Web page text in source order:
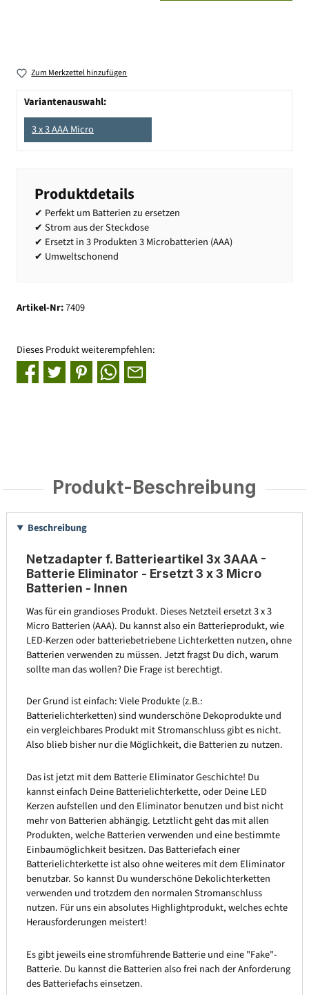
Zum Merkzettel hinzufügen
Variantenauswahl:
3 x 3 AAA Micro
Produktdetails
✔ Perfekt um Batterien zu ersetzen
✔ Strom aus der Steckdose
✔ Ersetzt in 3 Produkten 3 Microbatterien (AAA)
✔ Umweltschonend
Artikel-Nr:7409
Dieses Produkt weiterempfehlen:
Produkt-Beschreibung
Beschreibung
Netzadapter f. Batterieartikel 3x 3AAA -
Batterie Eliminator - Ersetzt 3 x 3 Micro
Batterien - Innen
Was für ein grandioses Produkt. Dieses Netzteil ersetzt 3 x 3
Micro Batterien (AAA). Du kannst also ein Batterieprodukt, wie
LED-Kerzen oder batteriebetriebene Lichterketten nutzen, ohne
Batterien verwenden zu müssen. Jetzt fragst Du dich, warum
sollte man das wollen? Die Frage ist berechtigt.
Der Grund ist einfach: Viele Produkte (z.B.:
Batterielichterketten) sind wunderschöne Dekoprodukte und
ein vergleichbares Produkt mit Stromanschluss gibt es nicht.
Also blieb bisher nur die Möglichkeit, die Batterien zu nutzen.
Das ist jetzt mit dem Batterie Eliminator Geschichte! Du
kannst einfach Deine Batterielichterkette, oder Deine LED
Kerzen aufstellen und den Eliminator benutzen und bist nicht
mehr von Batterien abhängig. Letztlicht geht das mit allen
Produkten, welche Batterien verwenden und eine bestimmte
Einbaumöglichkeit besitzen. Das Batteriefach einer
Batterielichterkette ist also ohne weiteres mit dem Eliminator
benutzbar. So kannst Du wunderschöne Dekolichterketten
verwenden und trotzdem den normalen Stromanschluss
nutzen. Für uns ein absolutes Highlightprodukt, welches echte
Herausforderungen meistert!
Es gibt jeweils eine stromführende Batterie und eine "Fake"-
Batterie. Du kannst die Batterien also frei nach der Anforderung
des Batteriefachs einsetzen.